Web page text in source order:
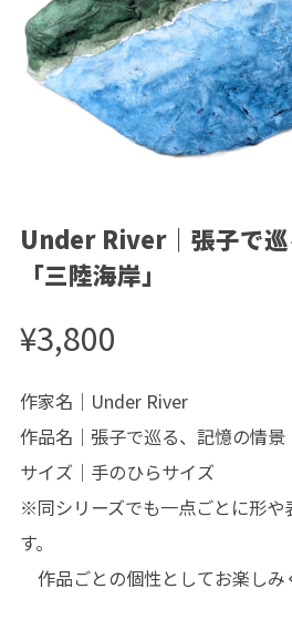
Under River｜張子で巡
「三陸海岸」
¥3,800
作家名｜Under River
作品名｜張子で巡る、記憶の情景
サイズ｜手のひらサイズ
※同シリーズでも一点ごとに形や
す。
作品ごとの個性としてお楽しみ